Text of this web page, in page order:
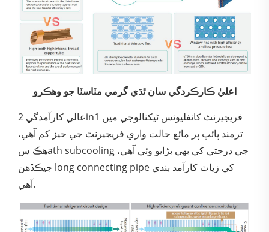
اعليٰ ڪارڪردگي سان ٿڌي گرمي مٽاسٽا جو وهڪرو
عالي کارآمدگي 2in1 فريجيرنٹ کانفليونس ٹیکنالوجي ميں
ترمند پائپ پر مائع حالت واري فريجيرنٹ جي حيز کم آهي،
هڪ سath subcooling جي درجتي کي بھي بڑايو وئي آهي،
جيڪڏهن long connecting pipe کي زياٽ کارآمد بندي
آهي.